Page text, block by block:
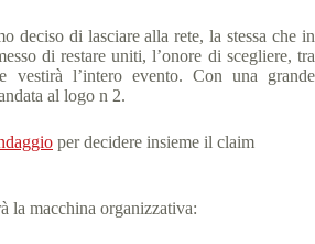
deciso di lasciare alla rete, la stessa che in
di restare uniti, l’onore di scegliere, tra
l’intero evento. Con una grande
al logo n 2.
per decidere insieme il claim
la macchina organizzativa: